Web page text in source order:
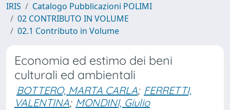
IRIS
Catalogo Pubblicazioni POLIMI
02 CONTRIBUTO IN VOLUME
02.1 Contributo in Volume
Economia ed estimo dei beni
culturali ed ambientali
BOTTERO, MARTA CARLA; FERRETTI,
VALENTINA; MONDINI, Giulio